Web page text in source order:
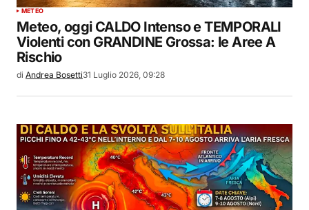
METEO
Meteo, oggi CALDO Intenso e TEMPORALI
Violenti con GRANDINE Grossa: le Aree A
Rischio
di Andrea Bosetti31 Luglio 2026, 09:28